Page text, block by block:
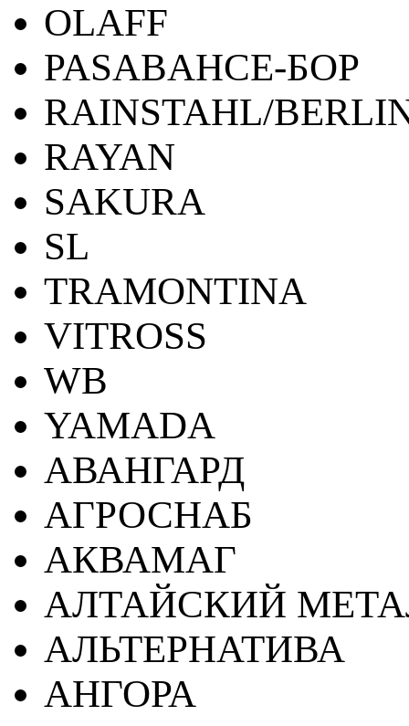
OLAFF
PASABAHCE-БОР
RAINSTAHL/
RAYAN
SAKURA
SL
TRAMONTINA
VITROSS
WB
YAMADA
АВАНГАРД
АГРОСНАБ
АКВАМАГ
АЛТАЙСКИЙ
АЛЬТЕРНАТИВА
АНГОРА